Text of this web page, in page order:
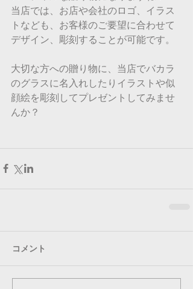
当店では、お店や会社のロゴ、イラス
トなども、お客様のご要望に合わせて
デザイン、彫刻することが可能です。
大切な方への贈り物に、当店でバカラ
のグラスに名入れしたりイラストや似
顔絵を彫刻してプレゼントしてみませ
んか？
コメント